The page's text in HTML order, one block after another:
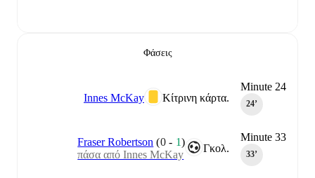
Φάσεις
Minute 24
24‎’‎
Κίτρινη κάρτα.
Innes McKay
Minute 33
33‎’‎
Γκολ.
Fraser Robertson (0- 1)
πάσα από Innes McKay